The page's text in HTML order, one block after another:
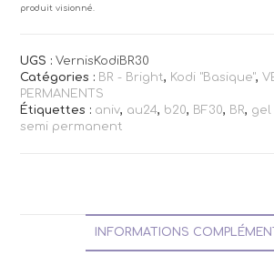
produit visionné.
UGS :VernisKodiBR30
Catégories : BR - Bright, Kodi "Basique",
PERMANENTS
Étiquettes : aniv, au24, b20, BF30, BR, gel
semi permanent
INFORMATIONS